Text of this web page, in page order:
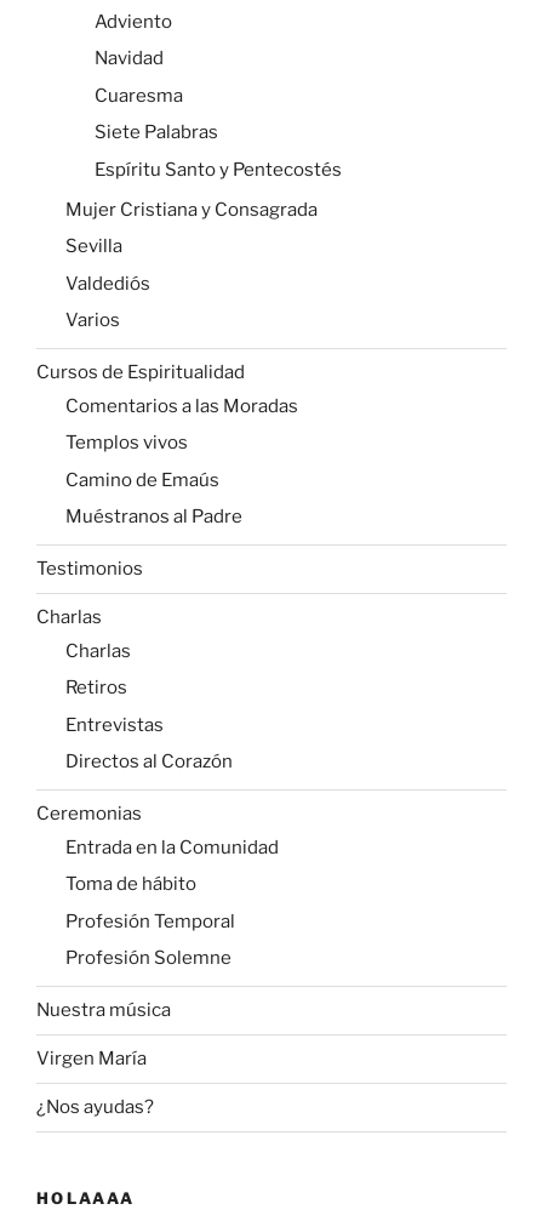
Adviento
Navidad
Cuaresma
Siete Palabras
Espíritu Santo y Pentecostés
Mujer Cristiana y Consagrada
Sevilla
Valdediós
Varios
Cursos de Espiritualidad
Comentarios a las Moradas
Templos vivos
Camino de Emaús
Muéstranos al Padre
Testimonios
Charlas
Charlas
Retiros
Entrevistas
Directos al Corazón
Ceremonias
Entrada en la Comunidad
Toma de hábito
Profesión Temporal
Profesión Solemne
Nuestra música
Virgen María
¿Nos ayudas?
HOLAAAA